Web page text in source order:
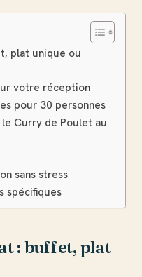
plat unique ou
votre réception
pour 30 personnes
Curry de Poulet au
sans stress
spécifiques
: buffet, plat